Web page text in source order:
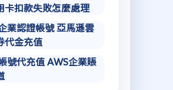
卡扣款失敗怎麼處理
業認證帳號 亞馬遜雲
代金充值
號代充值 AWS企業賬